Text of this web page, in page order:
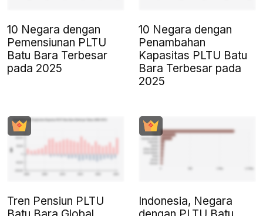
10 Negara dengan
Pemensiunan PLTU
Batu Bara Terbesar
pada 2025
10 Negara dengan
Penambahan
Kapasitas PLTU Batu
Bara Terbesar pada
2025
Tren Pensiun PLTU
Indonesia, Negara